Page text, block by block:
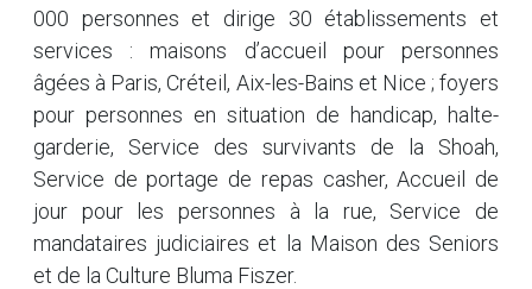
000 personnes et dirige 30 établissements et
services : maisons d’accueil pour personnes
âgées à Paris, Créteil, Aix-les-Bains et Nice ; foyers
pour personnes en situation de handicap, halte-
garderie, Service des survivants de la Shoah,
Service de portage de repas casher, Accueil de
jour pour les personnes à la rue, Service de
mandataires judiciaires et la Maison des Seniors
et de la Culture Bluma Fiszer.